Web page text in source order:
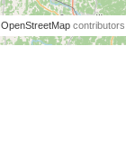
OpenStreetMapcontributors